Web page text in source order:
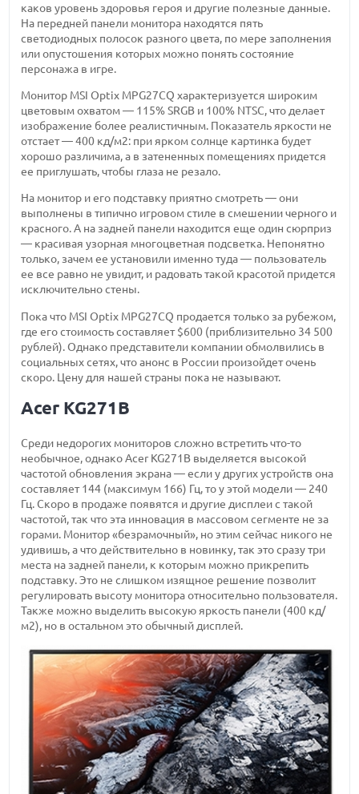
каков уровень здоровья героя и другие полезные данные.
На передней панели монитора находятся пять
светодиодных полосок разного цвета, по мере заполнения
или опустошения которых можно понять состояние
персонажа в игре.
Монитор MSI Optix MPG27CQ характеризуется широким
цветовым охватом — 115% SRGB и 100% NTSC, что делает
изображение более реалистичным. Показатель яркости не
отстает — 400 кд/м2: при ярком солнце картинка будет
хорошо различима, а в затененных помещениях придется
ее приглушать, чтобы глаза не резало.
На монитор и его подставку приятно смотреть — они
выполнены в типично игровом стиле в смешении черного и
красного. А на задней панели находится еще один сюрприз
— красивая узорная многоцветная подсветка. Непонятно
только, зачем ее установили именно туда — пользователь
ее все равно не увидит, и радовать такой красотой придется
исключительно стены.
Пока что MSI Optix MPG27CQ продается только за рубежом,
где его стоимость составляет $600 (приблизительно 34 500
рублей). Однако представители компании обмолвились в
социальных сетях, что анонс в России произойдет очень
скоро. Цену для нашей страны пока не называют.
Acer KG271B
Среди недорогих мониторов сложно встретить что-то
необычное, однако Acer KG271B выделяется высокой
частотой обновления экрана — если у других устройств она
составляет 144 (максимум 166) Гц, то у этой модели — 240
Гц. Скоро в продаже появятся и другие дисплеи с такой
частотой, так что эта инновация в массовом сегменте не за
горами. Монитор «безрамочный», но этим сейчас никого не
удивишь, а что действительно в новинку, так это сразу три
места на задней панели, к которым можно прикрепить
подставку. Это не слишком изящное решение позволит
регулировать высоту монитора относительно пользователя.
Также можно выделить высокую яркость панели (400 кд/
м2), но в остальном это обычный дисплей.